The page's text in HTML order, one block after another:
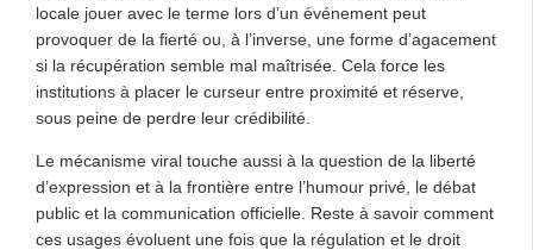
locale jouer avec le terme lors d’un événement peut
provoquer de la fierté ou, à l’inverse, une forme d’agacement
si la récupération semble mal maîtrisée. Cela force les
institutions à placer le curseur entre proximité et réserve,
sous peine de perdre leur crédibilité.
Le mécanisme viral touche aussi à la question de la liberté
d’expression et à la frontière entre l’humour privé, le débat
public et la communication officielle. Reste à savoir comment
ces usages évoluent une fois que la régulation et le droit